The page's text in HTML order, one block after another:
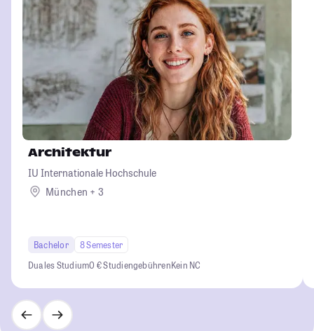
Architektur
IU Internationale Hochschule
München + 3
Bachelor
8 Semester
Duales Studium0 € StudiengebührenKein NC